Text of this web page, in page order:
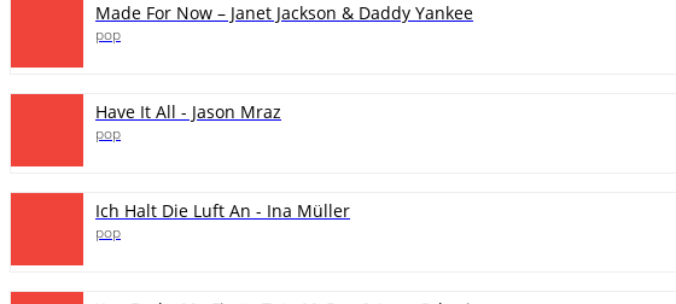
Made For Now – Janet Jackson & Daddy Yankee
pop
Have It All - Jason Mraz
pop
Ich Halt Die Luft An - Ina Müller
pop